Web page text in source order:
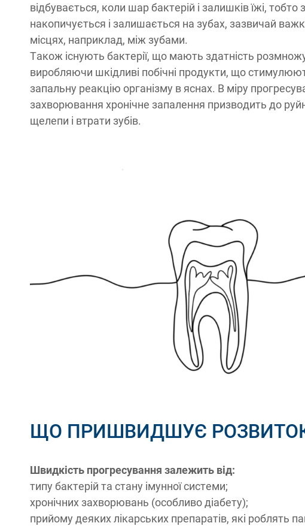
відбувається, коли шар бактерій і залишків їжі, тобто
накопичується і залишається на зубах, зазвичай
місцях, наприклад, між зубами.
Також існують бактерії, що мають здатність
виробляючи шкідливі побічні продукти, що
запальну реакцію організму в яснах. В міру
захворювання хронічне запалення призводить до
щелепи і втрати зубів.
ЩО ПРИШВИДШУЄ
Швидкість прогресування залежить від:
типу бактерій та стану імунної системи;
хронічних захворювань (особливо діабету);
прийому деяких лікарських препаратів, які роблять